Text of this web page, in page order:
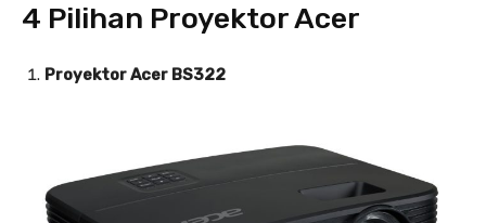
4 Pilihan Proyektor Acer
Proyektor Acer BS322